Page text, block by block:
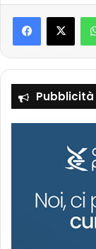
Pubblicità